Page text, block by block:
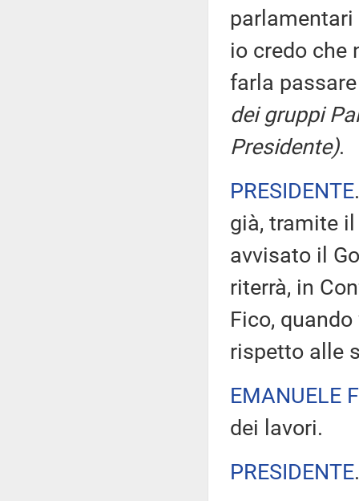
parlamentari
io credo che
farla
dei gruppi
Presidente).
PRESIDENTE
già, tramite
avvisato il
riterrà, in
Fico,
rispetto alle
EMANUELE
dei lavori.
PRESIDENTE